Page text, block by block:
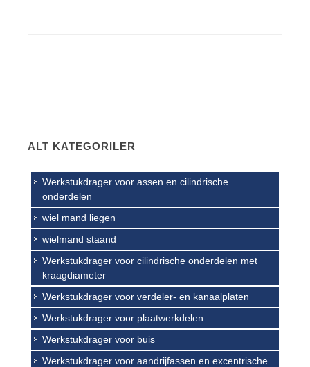
ALT KATEGORILER
Werkstukdrager voor assen en cilindrische
onderdelen
wiel mand liegen
wielmand staand
Werkstukdrager voor cilindrische onderdelen met
kraagdiameter
Werkstukdrager voor verdeler- en kanaalplaten
Werkstukdrager voor plaatwerkdelen
Werkstukdrager voor buis
Werkstukdrager voor aandrijfassen en excentrische